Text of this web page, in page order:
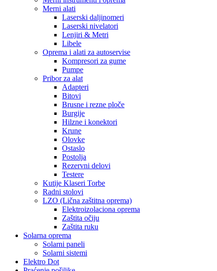
Merni alati
Laserski daljinomeri
Laserski nivelatori
Lenjiri & Metri
Libele
Oprema i alati za autoservise
Kompresori za gume
Pumpe
Pribor za alat
Adapteri
Bitovi
Brusne i rezne ploče
Burgije
Hilzne i konektori
Krune
Olovke
Ostaslo
Postolja
Rezervni delovi
Testere
Kutije Klaseri Torbe
Radni stolovi
LZO (Lična zaštitna oprema)
Elektroizolaciona oprema
Zaštita očiju
Zaštita ruku
Solarna oprema
Solarni paneli
Solarni sistemi
Elektro Dot